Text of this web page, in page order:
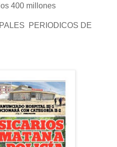
400 millones
PERIODICOS DE